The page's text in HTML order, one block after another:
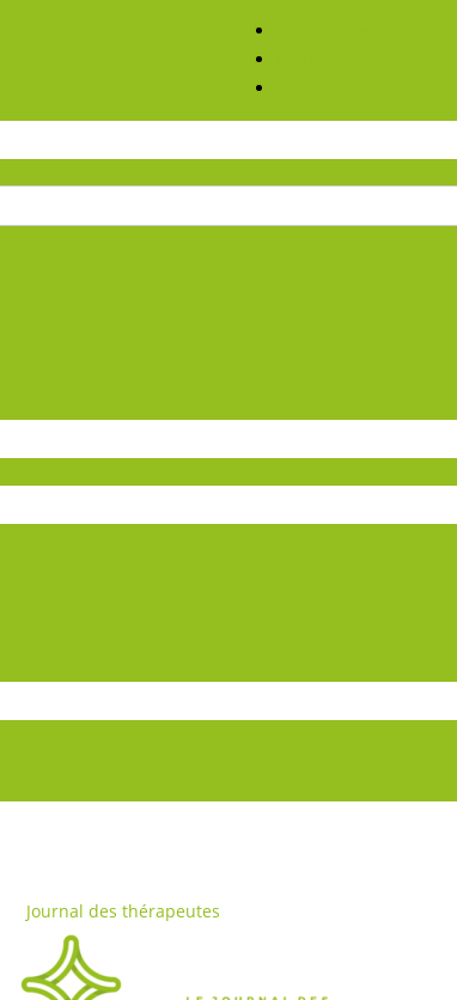
Journal des thérapeutes